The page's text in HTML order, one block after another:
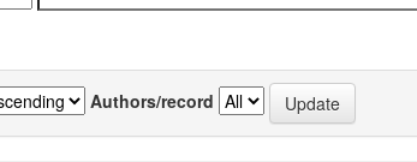
Authors/record